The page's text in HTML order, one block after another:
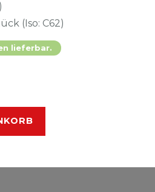
(Iso: C62)
lieferbar.